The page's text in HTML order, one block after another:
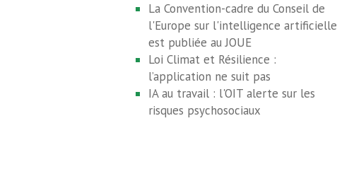
La Convention-cadre du Conseil de
l'Europe sur l'intelligence artificielle
est publiée au JOUE
Loi Climat et Résilience :
l’application ne suit pas
IA au travail : l'OIT alerte sur les
risques psychosociaux